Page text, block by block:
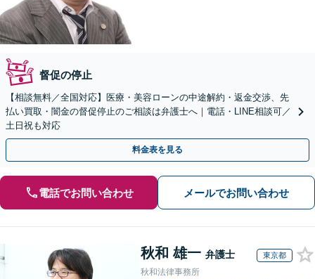
督促の停止
【相談無料／全国対応】医療・美容ローンの中途解約・返金交渉、先
払い買取・闇金の督促停止のご相談は弁護士へ｜電話・LINE相談可／
土日祝も対応
料金表を見る
電話でお問い合わせ メールでお問い合わせ
秋和 雄一 弁護士 東京都
秋和法律事務所